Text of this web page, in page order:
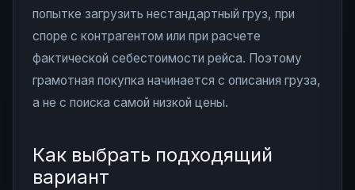
попытке загрузить нестандартный груз, при
споре с контрагентом или при расчете
фактической себестоимости рейса. Поэтому
грамотная покупка начинается с описания груза,
а не с поиска самой низкой цены.
Как выбрать подходящий
вариант